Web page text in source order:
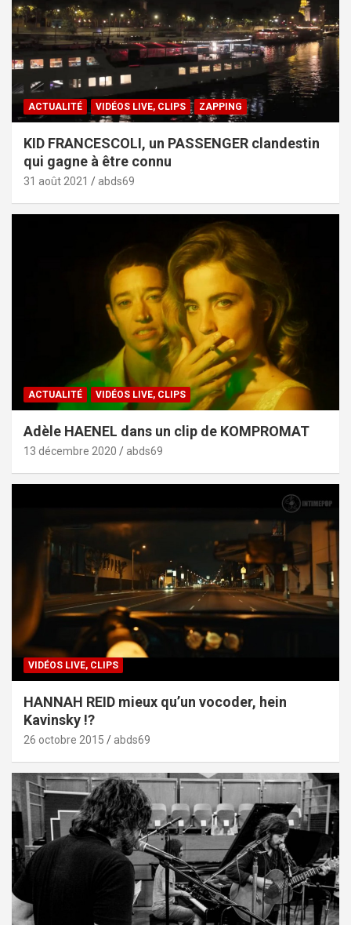
ACTUALITÉ VIDÉOS LIVE, CLIPS ZAPPING
KID FRANCESCOLI, un PASSENGER clandestin
qui gagne à être connu
31 août 2021 abds69
ACTUALITÉ VIDÉOS LIVE, CLIPS
Adèle HAENEL dans un clip de KOMPROMAT
13 décembre 2020 abds69
VIDÉOS LIVE, CLIPS
HANNAH REID mieux qu’un vocoder, hein
Kavinsky !?
26 octobre 2015 abds69